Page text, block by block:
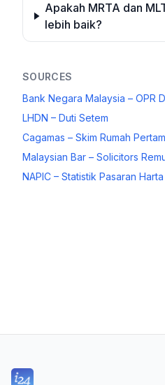
Apakah MRTA dan
lebih baik?
SOURCES
Bank Negara Malaysia – OPR
LHDN – Duti Setem
Cagamas – Skim Rumah
Malaysian Bar – Solicitors
NAPIC – Statistik Pasaran